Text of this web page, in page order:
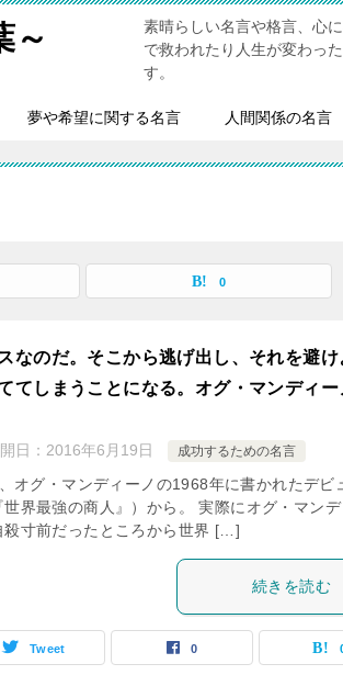
～
素晴らしい名言や格言、心
で救われたり人生が変わっ
す。
夢や希望に関する名言 人間関係の名言
0
なのだ。そこから逃げ出し、それを避け
てしまうことになる。オグ・マンディー
日： 2016年6月19日 成功するための名言
オグ・マンディーノの1968年に書かれたデビ
世界最強の商人』）から。 実際にオグ・マン
殺寸前だったところから世界 […]
続きを読む
Tweet 0